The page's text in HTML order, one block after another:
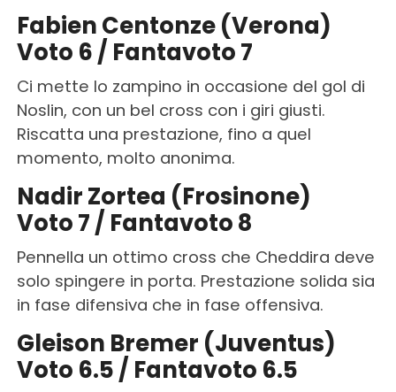
Fabien Centonze (Verona)
Voto 6 / Fantavoto 7
Ci mette lo zampino in occasione del gol di
Noslin, con un bel cross con i giri giusti.
Riscatta una prestazione, fino a quel
momento, molto anonima.
Nadir Zortea (Frosinone)
Voto 7 / Fantavoto 8
Pennella un ottimo cross che Cheddira deve
solo spingere in porta. Prestazione solida sia
in fase difensiva che in fase offensiva.
Gleison Bremer (Juventus)
Voto 6.5 / Fantavoto 6.5